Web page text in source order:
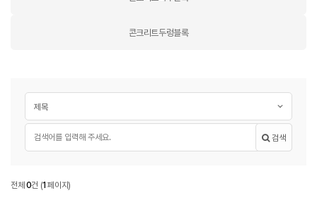
콘크리트두렁블록
검색
콘크리트호안및옹벽블록
전체 0건 (1 페이지)